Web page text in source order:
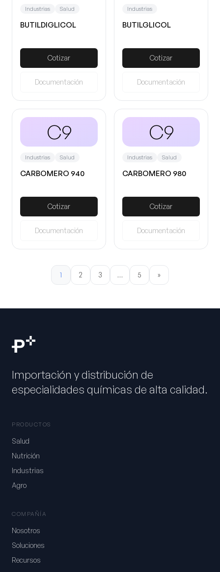
Industrias Salud
BUTILDIGLICOL
Cotizar
Documentación
Industrias
BUTILGLICOL
Cotizar
Documentación
C9
Industrias Salud
CARBOMERO 940
Cotizar
Documentación
C9
Industrias Salud
CARBOMERO 980
Cotizar
Documentación
1 2 3 … 5 »
Importación y distribución de
especialidades químicas de alta calidad.
PRODUCTOS
Salud
Nutrición
Industrias
Agro
COMPAÑÍA
Nosotros
Soluciones
Recursos